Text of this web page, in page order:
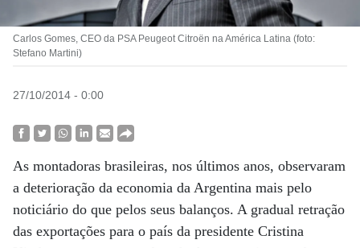
Carlos Gomes, CEO da PSA Peugeot Citroën na América Latina (foto:
Stefano Martini)
27/10/2014 - 0:00
As montadoras brasileiras, nos últimos anos, observaram
a deterioração da economia da Argentina mais pelo
noticiário do que pelos seus balanços. A gradual retração
das exportações para o país da presidente Cristina